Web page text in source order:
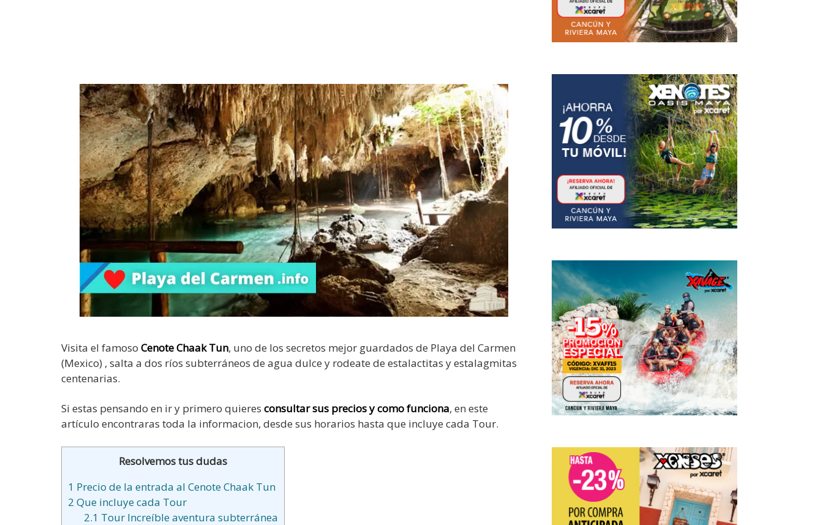
Visita el famoso Cenote Chaak Tun, uno de los secretos mejor guardados de Playa del Carmen
(Mexico) , salta a dos ríos subterráneos de agua dulce y rodeate de estalactitas y estalagmitas
centenarias.
Si estas pensando en ir y primero quieres consultar sus precios y como funciona, en este
artículo encontraras toda la informacion, desde sus horarios hasta que incluye cada Tour.
Resolvemos tus dudas
1 Precio de la entrada al Cenote Chaak Tun
2 Que incluye cada Tour
2.1 Tour Increíble aventura subterránea